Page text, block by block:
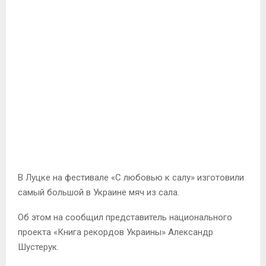
В Луцке на фестивале «С любовью к салу» изготовили
самый большой в Украине мяч из сала.
Об этом на сообщил представитель национального
проекта «Книга рекордов Украины» Александр
Шустерук.